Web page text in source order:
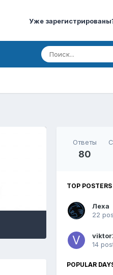
Уже
Ответы
80
TOP
Леха
22
14
POPULAR